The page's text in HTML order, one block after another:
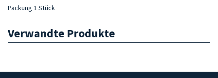
Packung 1 Stück
Verwandte Produkte